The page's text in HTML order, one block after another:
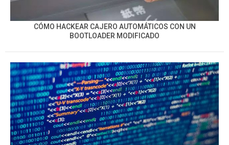
CÓMO HACKEAR CAJERO AUTOMÁTICOS CON UN
BOOTLOADER MODIFICADO